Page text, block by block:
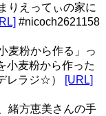
りえってぃの家に
#nicoch2621158
麦粉から作る」っ
小麦粉から作った
レラジ☆）
[URL]
緒方恵美さんの手